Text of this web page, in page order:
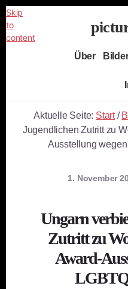
Skip
to
content
Independent
Über
Aktuelle Seite: Start /
Jugendlichen Zutritt zu
Ausstellung
1. November
Ungarn
Zutritt zu
Award-